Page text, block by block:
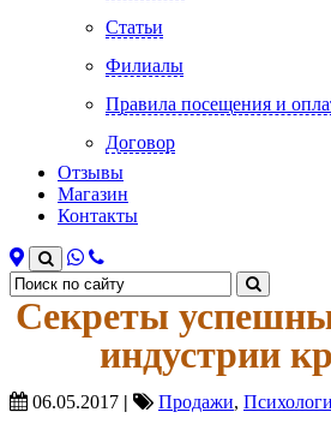
Статьи
Филиалы
Правила посещения и
Договор
Отзывы
Магазин
Контакты
Секреты
индустрии
06.05.2017 | Продажи,